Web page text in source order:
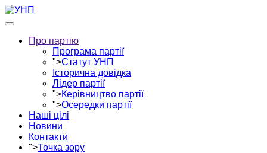
Про партію
Програма партії
">Статут УНП
Історична довідка
Лідер партії
">Керівництво партії
">Осередки партії
Наші цілі
Новини
Контакти
">Точка зору